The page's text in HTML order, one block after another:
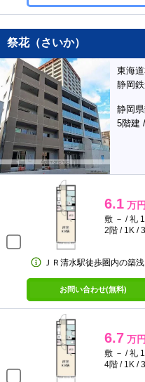
祭花（さいか）
東海
静岡
静岡
5階建
6.1 万円
敷 － / 礼
2階 / 1K /
ＪＲ清水駅徒歩圏内の築
お問い合わせ(無料)
6.7 万円
敷 － / 礼
4階 / 1K /